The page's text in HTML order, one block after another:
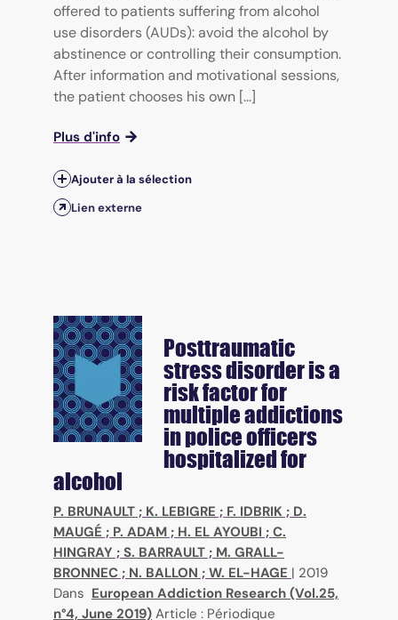
offered to patients suffering from alcohol
use disorders (AUDs): avoid the alcohol by
abstinence or controlling their consumption.
After information and motivational sessions,
the patient chooses his own [...]
Plus d'info
Ajouter à la sélection
Lien externe
Posttraumatic
stress disorder is a
risk factor for
multiple addictions
in police officers
hospitalized for
alcohol
P. BRUNAULT ; K. LEBIGRE ; F. IDBRIK ; D.
MAUGÉ ; P. ADAM ; H. EL AYOUBI ; C.
HINGRAY ; S. BARRAULT ; M. GRALL-
BRONNEC ; N. BALLON ; W. EL-HAGE | 2019
Dans European Addiction Research (Vol.25,
n°4, June 2019) Article : Périodique